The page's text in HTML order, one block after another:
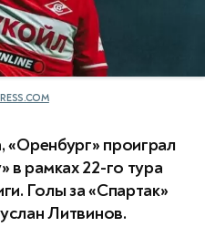
«Оренбург» проиграл
в рамках 22-го тура
Голы за «Спартак»
Литвинов.